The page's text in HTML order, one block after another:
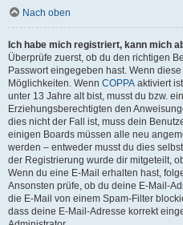
Nach oben
Ich habe mich registriert, kann mich
Überprüfe zuerst, ob du den richtigen
Passwort eingegeben hast. Wenn
Möglichkeiten. Wenn COPPA aktiviert
unter 13 Jahre alt bist, musst du bzw.
Erziehungsberechtigten den
dies nicht der Fall ist, muss dein
einigen Boards müssen alle neu
werden – entweder musst du dies
der Registrierung wurde dir mitgeteilt,
Wenn du eine E-Mail erhalten hast,
Ansonsten prüfe, ob du deine E-Mail-
die E-Mail von einem Spam-Filter
dass deine E-Mail-Adresse korrekt